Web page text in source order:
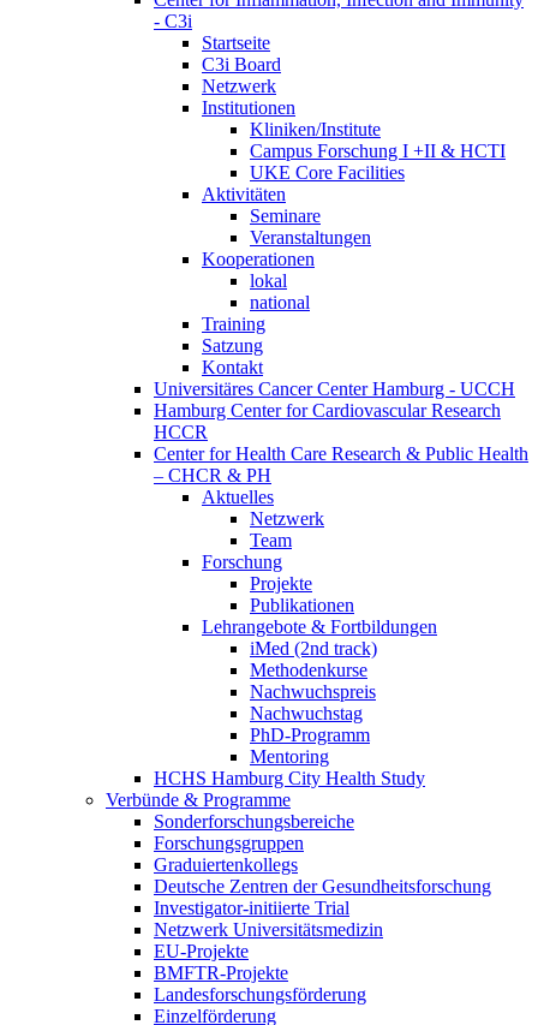
- C3i
Startseite
C3i Board
Netzwerk
Institutionen
Kliniken/Institute
Campus Forschung I +II & HCTI
UKE Core Facilities
Aktivitäten
Seminare
Veranstaltungen
Kooperationen
lokal
national
Training
Satzung
Kontakt
Universitäres Cancer Center Hamburg - UCCH
Hamburg Center for Cardiovascular Research
HCCR
Center for Health Care Research & Public Health
– CHCR & PH
Aktuelles
Netzwerk
Team
Forschung
Projekte
Publikationen
Lehrangebote & Fortbildungen
iMed (2nd track)
Methodenkurse
Nachwuchspreis
Nachwuchstag
PhD-Programm
Mentoring
HCHS Hamburg City Health Study
Verbünde & Programme
Sonderforschungsbereiche
Forschungsgruppen
Graduiertenkollegs
Deutsche Zentren der Gesundheitsforschung
Investigator-initiierte Trial
Netzwerk Universitätsmedizin
EU-Projekte
BMFTR-Projekte
Landesforschungsförderung
Einzelförderung